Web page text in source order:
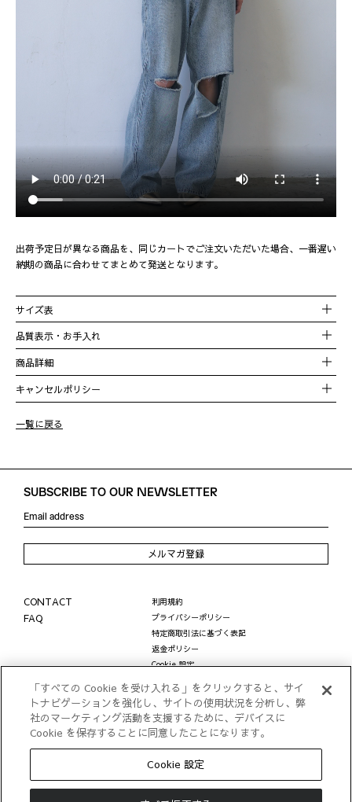
出荷予定日が異なる商品を、同じカートでご注文いただいた場合、一番遅い
納期の商品に合わせてまとめて発送となります。
サイズ表
サイズ 着丈
01
02 107.2㎝ 73.5
品質表示・お手入れ
品番
混率 コットン100%
商品詳細
キャンセルポリシー
一覧に戻る
CONTACT
FAQ
利用規約
プライバシーポリシー
特定商取引法に基づく表記
返金ポリシー
Cookie 設定
LINE公式アカウントに関する個人情報の取り扱い
© STYLEM Ltd.
SUBSCRIBE TO OUR NEWSLETTER
メルマガ登録
「すべての Cookie を受け入れる」をクリックすると、サイ
トナビゲーションを強化し、サイトの使用状況を分析し、弊
社のマーケティング活動を支援するために、デバイスに
Cookie を保存することに同意したことになります。
Cookie 設定